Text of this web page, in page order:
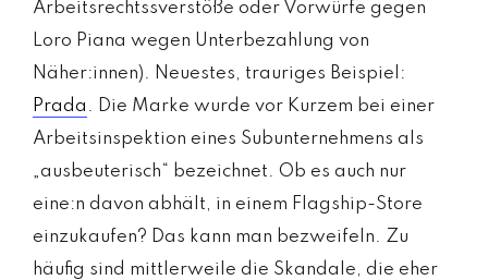
Arbeitsrechtssverstöße oder Vorwürfe gegen
Loro Piana wegen Unterbezahlung von
Näher:innen). Neuestes, trauriges Beispiel:
Prada . Die Marke wurde vor Kurzem bei einer
Arbeitsinspektion eines Subunternehmens als
„ausbeuterisch“ bezeichnet. Ob es auch nur
eine:n davon abhält, in einem Flagship-Store
einzukaufen? Das kann man bezweifeln. Zu
häufig sind mittlerweile die Skandale, die eher